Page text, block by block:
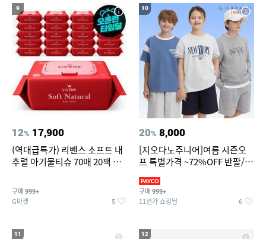
9
12% 17,900
(역대급특가) 리벤스 소프트 내
추럴 아기물티슈 70매 20팩 캡
구매 999+
G마켓 5
10
20% 8,000
[지오다노주니어]여름 시즌오
프 특별가격 ~72%OFF 반팔/반
구매 999+
11번가 쇼킹딜 6
11 12